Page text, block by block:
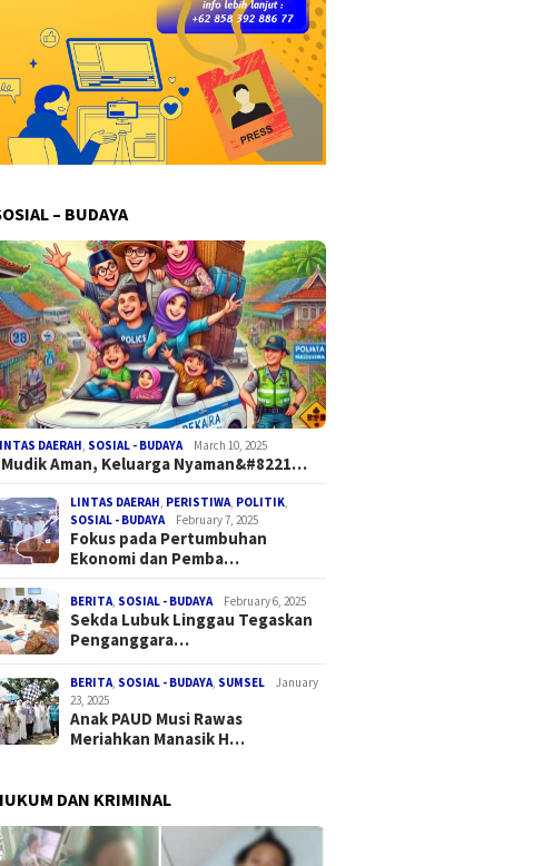
– BUDAYA
DAERAH, SOSIAL - BUDAYA March 10, 2025
Aman, Keluarga Nyaman&#8221…
LINTAS DAERAH, PERISTIWA, POLITIK,
SOSIAL - BUDAYA
February 7, 2025
Fokus pada Pertumbuhan
Ekonomi dan Pemba…
BERITA, SOSIAL - BUDAYA February 6, 2025
Sekda Lubuk Linggau Tegaskan
Penganggara…
BERITA, SOSIAL - BUDAYA, SUMSEL
January
23, 2025
Anak PAUD Musi Rawas
Meriahkan Manasik H…
DAN KRIMINAL